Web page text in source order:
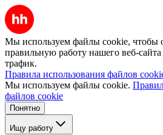
Мы используем файлы cookie, чтобы
правильную работу нашего веб-сайта
трафик.
Правила использования файлов
Мы используем файлы cookie.
файлов cookie
Понятно
Ищу работу